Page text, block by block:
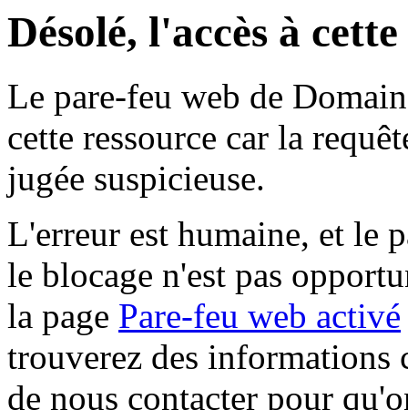
Désolé, l'accès à
Le pare-feu web de
cette ressource car la
jugée suspicieuse.
L'erreur est humaine, et le
le blocage n'est pas
la page Pare-feu web activé
trouverez des informations
de nous contacter pour